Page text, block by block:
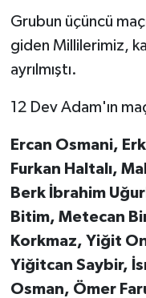
Grubun üçüncü
giden Millilerimiz,
ayrılmıştı.
12 Dev Adam'ın
Ercan Osmani,
Furkan Haltalı,
Berk İbrahim
Bitim, Metecan
Korkmaz, Yiğit
Yiğitcan Saybir,
Osman, Ömer
Hentbol
At Yarışı
Bisiklet
Güreş
Halter
Motor Sporları